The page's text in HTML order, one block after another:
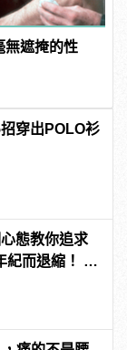
無遮掩的性
穿出POLO衫
態教你追求
紀而退縮！ |